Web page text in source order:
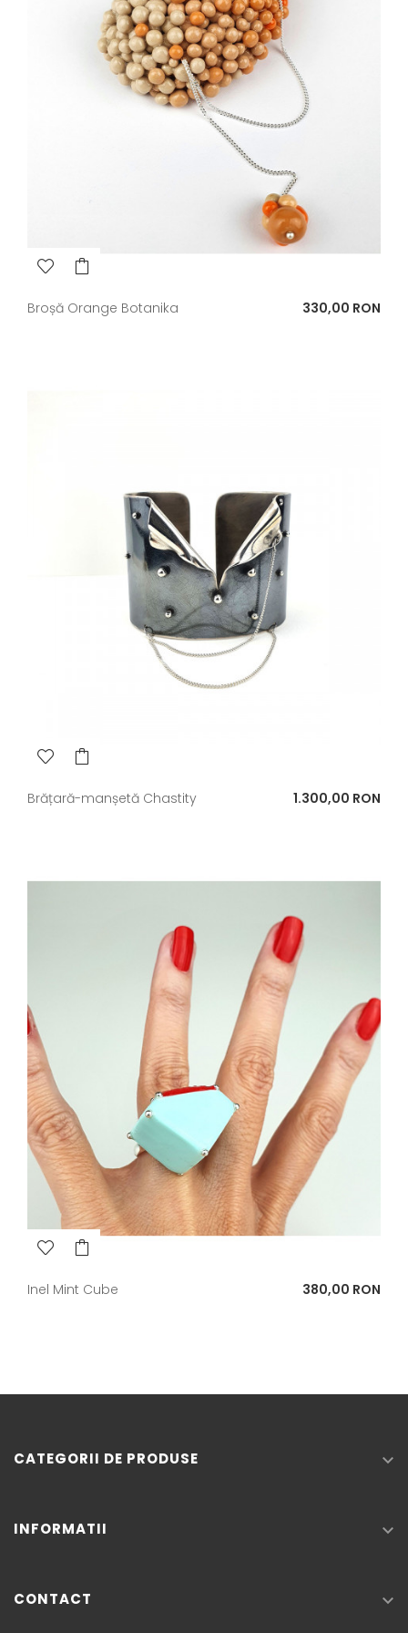
Broșă Orange Botanika Pret
330,00 RON
Brățară-manșetă Chastity Pret
1.300,00 RON
Inel Mint Cube Pret
380,00 RON
CATEGORII DE PRODUSE 
INFORMATII 
CONTACT 